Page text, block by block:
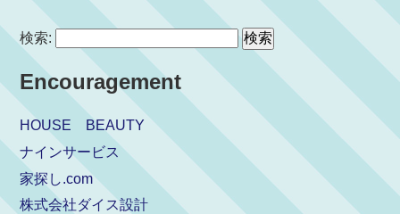
検索:
Encouragement
HOUSE BEAUTY
ナインサービス
家探し.com
株式会社ダイス設計